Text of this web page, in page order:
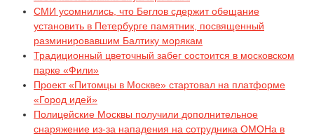
СМИ усомнились, что Беглов сдержит обещание
установить в Петербурге памятник, посвященный
разминировавшим Балтику морякам
Традиционный цветочный забег состоится в московском
парке «Фили»
Проект «Питомцы в Москве» стартовал на платформе
«Город идей»
Полицейские Москвы получили дополнительное
снаряжение из-за нападения на сотрудника ОМОНа в